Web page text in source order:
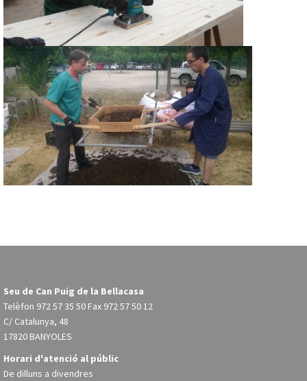
Seu de Can Puig de la Bellacasa
Telèfon 972 57 35 50 Fax 972 57 50 12
C/ Catalunya, 48
17820 BANYOLES
Horari d'atenció al públic
De dilluns a divendres